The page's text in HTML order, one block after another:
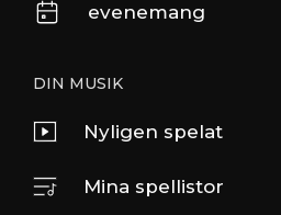
evenemang
DIN MUSIK
Nyligen spelat
Mina spellistor